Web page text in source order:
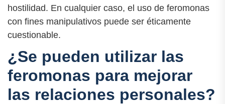
hostilidad. En cualquier caso, el uso de feromonas
con fines manipulativos puede ser éticamente
cuestionable.
¿Se pueden utilizar las
feromonas para mejorar
las relaciones personales?